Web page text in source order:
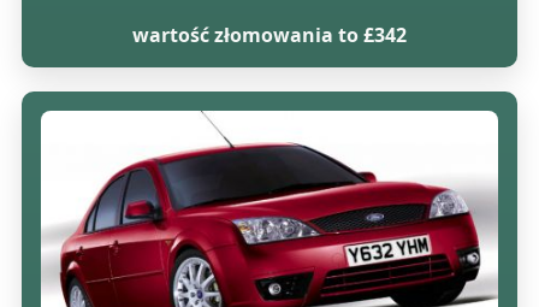
wartość złomowania to £342